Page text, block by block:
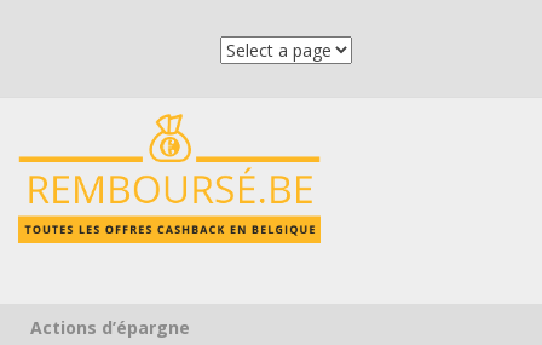
Skip to content
Actions d’épargne